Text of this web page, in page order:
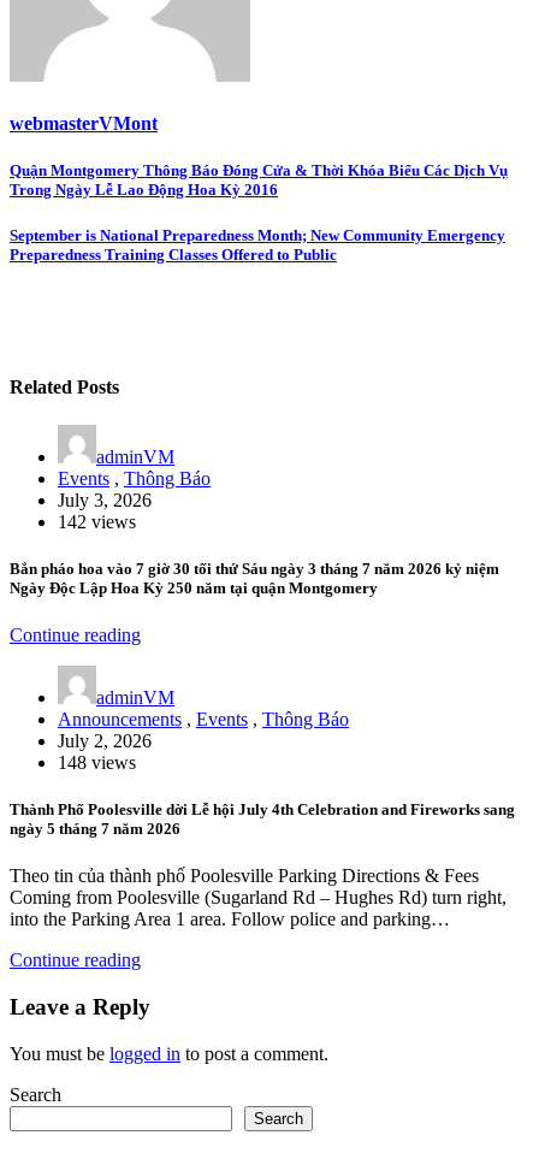
webmasterVMont
Post
navigation
Quận Montgomery Thông Báo Đóng Cửa & Thời Khóa Biểu Các Dịch Vụ
Trong Ngày Lễ Lao Động Hoa Kỳ 2016
September is National Preparedness Month; New Community Emergency
Preparedness Training Classes Offered to Public
Related Posts
adminVM
Events , Thông Báo
July 3, 2026
142 views
Bắn pháo hoa vào 7 giờ 30 tối thứ Sáu ngày 3 tháng 7 năm 2026 kỷ niệm
Ngày Độc Lập Hoa Kỳ 250 năm tại quận Montgomery
Continue reading
adminVM
Announcements , Events , Thông Báo
July 2, 2026
148 views
Thành Phố Poolesville dời Lễ hội July 4th Celebration and Fireworks sang
ngày 5 tháng 7 năm 2026
Theo tin của thành phố Poolesville Parking Directions & Fees
Coming from Poolesville (Sugarland Rd – Hughes Rd) turn right,
into the Parking Area 1 area. Follow police and parking…
Continue reading
Leave a Reply
You must be logged in to post a comment.
Search
Search